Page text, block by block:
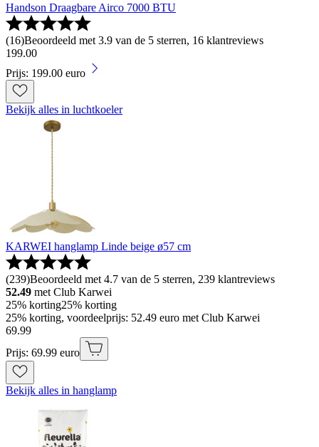
Handson Draagbare Airco 7000 BTU
(16)Beoordeeld met 3.9 van de 5 sterren, 16 klantreviews
199.00
Prijs: 199.00 euro
Bekijk alles in luchtkoeler
KARWEI hanglamp Linde beige ø57 cm
(239)Beoordeeld met 4.7 van de 5 sterren, 239 klantreviews
52.49 met Club Karwei
25% korting25% korting
25% korting, voordeelprijs: 52.49 euro met Club Karwei
69.99
Prijs: 69.99 euro
Bekijk alles in hanglamp